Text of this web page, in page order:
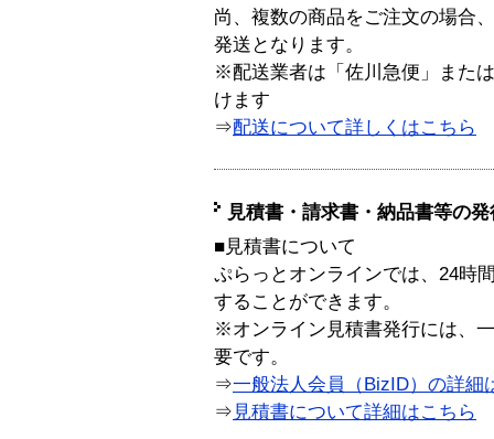
尚、複数の商品をご注文の場合
発送となります。
※配送業者は「佐川急便」また
けます
⇒配送について詳しくはこちら
見積書・請求書・納品書等の
■見積書について
ぷらっとオンラインでは、24時
することができます。
※オンライン見積書発行には、
要です。
⇒一般法人会員（BizID）の詳細
⇒ 見積書について詳細はこちら